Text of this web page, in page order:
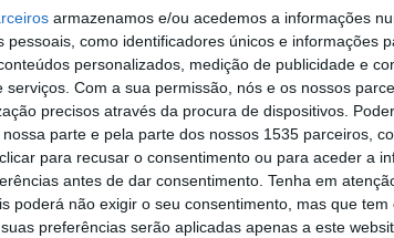
armazenamos e/ou acedemos a informações
pessoais, como identificadores únicos e informações
personalizados, medição de publicidade e
serviços. Com a sua permissão, nós e os nossos
precisos através da procura de dispositivos.
parte e pela parte dos nossos 1535 parceiros,
para recusar o consentimento ou para aceder a
antes de dar consentimento. Tenha em
poderá não exigir o seu consentimento, mas que
preferências serão aplicadas apenas a este
de Inovação Social, consolidando o
mobiliza mais de 40 incubadoras em
impacto social, assumindo-se como uma
social em Portugal.
evidenciou, “igualmente, o papel ativo dos
de inovação social, afirmando a região
de soluções com impacto”, frisa a